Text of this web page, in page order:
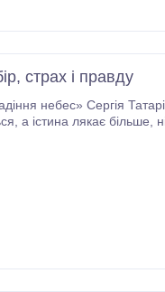
страх і правду